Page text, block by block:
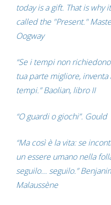
today is a gift. That is why
called the "Present."
Oogway
“Se i tempi non
tua parte migliore, inventa
tempi.” Baolian, libro II
“O guardi o giochi”. Gould
“Ma così è la vita: se
un essere umano nella
seguilo... seguilo.”
Malaussène